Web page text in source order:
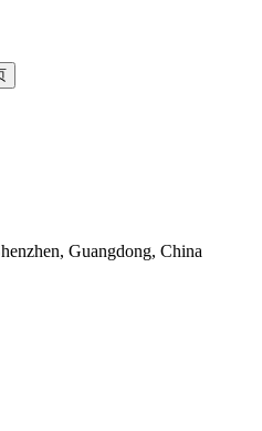
Guangdong, China